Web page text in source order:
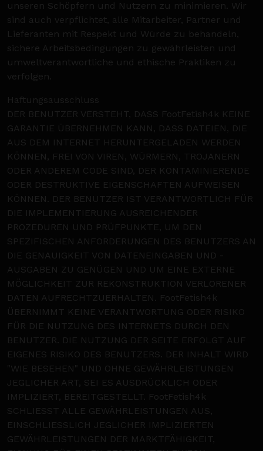
unseren Schöpfern und Nutzern zu minimieren. Wir
sind auch verpflichtet, alle Mitarbeiter, Partner und
Lieferanten mit Respekt und Würde zu behandeln,
sichere Arbeitsbedingungen zu gewährleisten und
umweltverantwortliche und ethische Praktiken zu
verfolgen.
Haftungsausschluss
DER BENUTZER VERSTEHT, DASS FootFetish4k KEINE
GARANTIE ÜBERNEHMEN KANN, DASS DATEIEN, DIE
AUS DEM INTERNET HERUNTERGELADEN WERDEN
KÖNNEN, FREI VON VIREN, WÜRMERN, TROJANERN
ODER ANDEREM CODE SIND, DER KONTAMINIERENDE
ODER DESTRUKTIVE EIGENSCHAFTEN AUFWEISEN
KÖNNEN. DER BENUTZER IST VERANTWORTLICH FÜR
DIE IMPLEMENTIERUNG AUSREICHENDER
PROZEDUREN UND PRÜFPUNKTE, UM DEN
SPEZIFISCHEN ANFORDERUNGEN DES BENUTZERS AN
DIE GENAUIGKEIT VON DATENEINGABEN UND -
AUSGABEN ZU GENÜGEN UND UM EINE EXTERNE
MÖGLICHKEIT ZUR REKONSTRUKTION VERLORENER
DATEN AUFRECHTZUERHALTEN. FootFetish4k
ÜBERNIMMT KEINE VERANTWORTUNG ODER RISIKO
FÜR DIE NUTZUNG DES INTERNETS DURCH DEN
BENUTZER. DIE NUTZUNG DER SEITE ERFOLGT AUF
EIGENES RISIKO DES BENUTZERS. DER INHALT WIRD
"WIE BESEHEN" UND OHNE GEWÄHRLEISTUNGEN
JEGLICHER ART, SEI ES AUSDRÜCKLICH ODER
IMPLIZIERT, BEREITGESTELLT. FootFetish4k
SCHLIESST ALLE GEWÄHRLEISTUNGEN AUS,
EINSCHLIESSLICH JEGLICHER IMPLIZIERTEN
GEWÄHRLEISTUNGEN DER MARKTFÄHIGKEIT,